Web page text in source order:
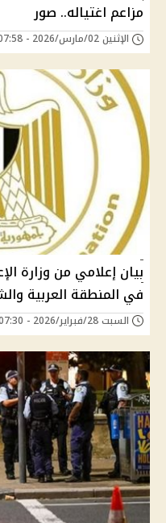
مزاعم اغتياله.. صور
الإثنين 02/مارس/2026 - 07:58 م
بيان إعلامي من وزارة
في المنطقة العربية
السبت 28/فبراير/2026 - 07:30 م